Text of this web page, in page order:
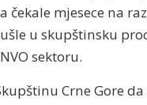
čekale mjesece na
u skupštinsku
sektoru.
Crne Gore